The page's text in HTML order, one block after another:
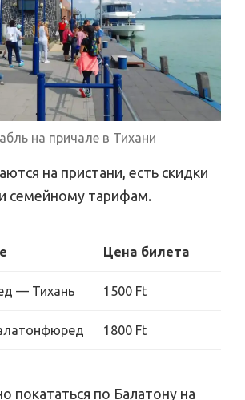
на причале в Тихани
на пристани, есть скидки
семейному тарифам.
Цена билета
— Тихань 1500 Ft
1800 Ft
покататься по Балатону на